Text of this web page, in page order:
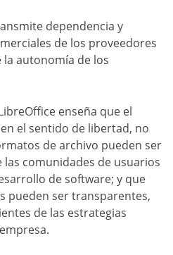
dependencia y
de los proveedores
la autonomía de los
enseña que el
el sentido de libertad, no
de archivo pueden ser
comunidades de usuarios
de software; y que
pueden ser transparentes,
de las estrategias